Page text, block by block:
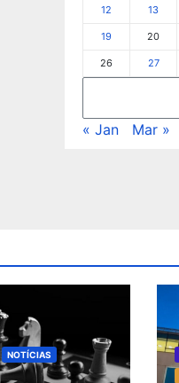
12 13
19 20
26 27
« Jan Mar »
NOTÍCIAS